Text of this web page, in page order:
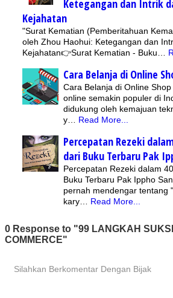
Ketegangan dan Intrik
Kejahatan
"Surat Kematian (Pemberitahuan
oleh Zhou Haohui: Ketegangan dan
Kejahatan👉Surat Kematian - Buku…
Cara Belanja di Online
Cara Belanja di Online
online semakin populer di
didukung oleh kemajuan
y… Read More...
Percepatan Rezeki
dari Buku Terbaru Pak
Percepatan Rezeki dalam
Buku Terbaru Pak Ippho
pernah mendengar tentang
kary… Read More...
0 Response to "99 LANGKAH
COMMERCE"
Silahkan Berkomentar Dengan Bijak